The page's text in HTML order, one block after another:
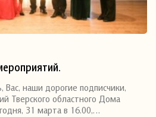
наши дорогие подписчики,
Тверского областного Дома
31 марта в 16.00,…